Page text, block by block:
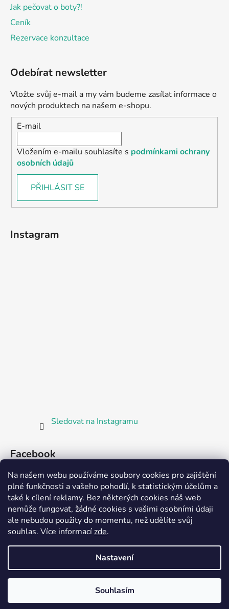
Na našem webu používáme soubory cookies pro zajištění
plné funkčnosti a vašeho pohodlí, k statistickým účelům a
také k cílení reklamy. Bez některých cookies náš web
nemůže fungovat, žádné cookies s vašimi osobními údaji
ale nebudou použity do momentu, než udělíte svůj
souhlas. Více informacízde.
Nastavení
Souhlasím
Jak pečovat o boty?!
Ceník
Rezervace konzultace
Odebírat newsletter
Vložte svůj e-mail a my vám budeme zasílat informace o
nových produktech na našem e-shopu.
E-mail
Vložením e-mailu souhlasíte s podmínkami ochrany
osobních údajů
PŘIHLÁSIT SE
Instagram
Sledovat na Instagramu
Facebook
Partnerská prodejna Barefoot Plzeň
Vytvořil Shoptet
Bosorka Plzeň
vyhrazena.